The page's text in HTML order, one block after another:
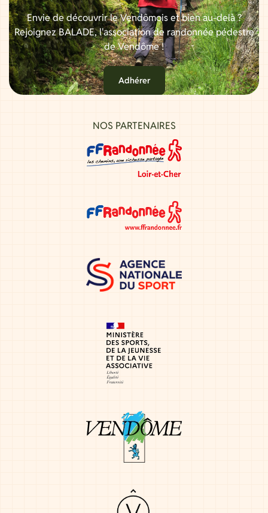
Envie de découvrir le Vendômois et bien au-delà ?
Rejoignez BALADE, l'association de randonnée pédestre
de Vendôme !
Adhérer
NOS PARTENAIRES